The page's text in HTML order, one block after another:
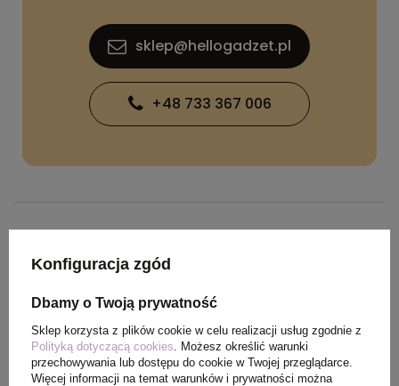
sklep@hellogadzet.pl
+48 733 367 006
Waga
produktu (g)
0,340 kg
Ilość szt. w
50
Konfiguracja zgód
Dbamy o Twoją prywatność
Sklep korzysta z plików cookie w celu realizacji usług zgodnie z
Polityką dotyczącą cookies. Możesz określić warunki
przechowywania lub dostępu do cookie w Twojej przeglądarce.
Więcej informacji na temat warunków i prywatności można